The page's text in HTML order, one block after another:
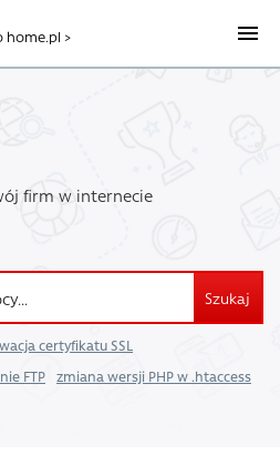
home.pl >
firm w internecie
Szukaj
certyfikatu SSL
FTP zmiana wersji PHP w .htaccess